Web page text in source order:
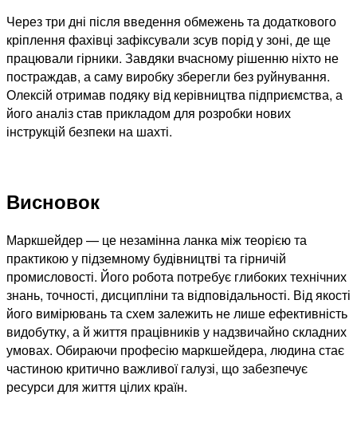
Через три дні після введення обмежень та додаткового
кріплення фахівці зафіксували зсув порід у зоні, де ще
працювали гірники. Завдяки вчасному рішенню ніхто не
постраждав, а саму виробку зберегли без руйнування.
Олексій отримав подяку від керівництва підприємства, а
його аналіз став прикладом для розробки нових
інструкцій безпеки на шахті.
Висновок
Маркшейдер — це незамінна ланка між теорією та
практикою у підземному будівництві та гірничій
промисловості. Його робота потребує глибоких технічних
знань, точності, дисципліни та відповідальності. Від якості
його вимірювань та схем залежить не лише ефективність
видобутку, а й життя працівників у надзвичайно складних
умовах. Обираючи професію маркшейдера, людина стає
частиною критично важливої галузі, що забезпечує
ресурси для життя цілих країн.